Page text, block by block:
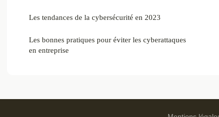
Les tendances de la cybersécurité en 2023
Les bonnes pratiques pour éviter les cyberattaques
en entreprise